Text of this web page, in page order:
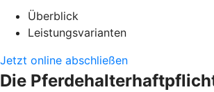
Überblick
Leistungsvarianten
Jetzt online abschließen
Die